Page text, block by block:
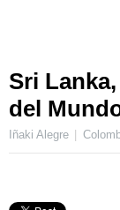
Sri
del
Iñaki Alegre